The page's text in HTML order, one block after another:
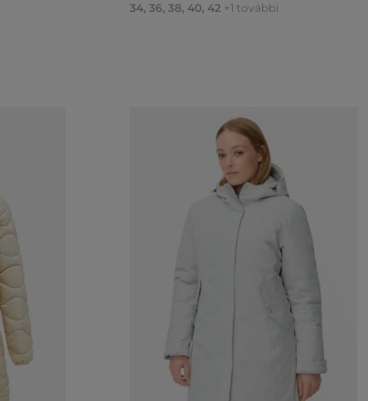
34, 36, 38, 40, 42 +1 további